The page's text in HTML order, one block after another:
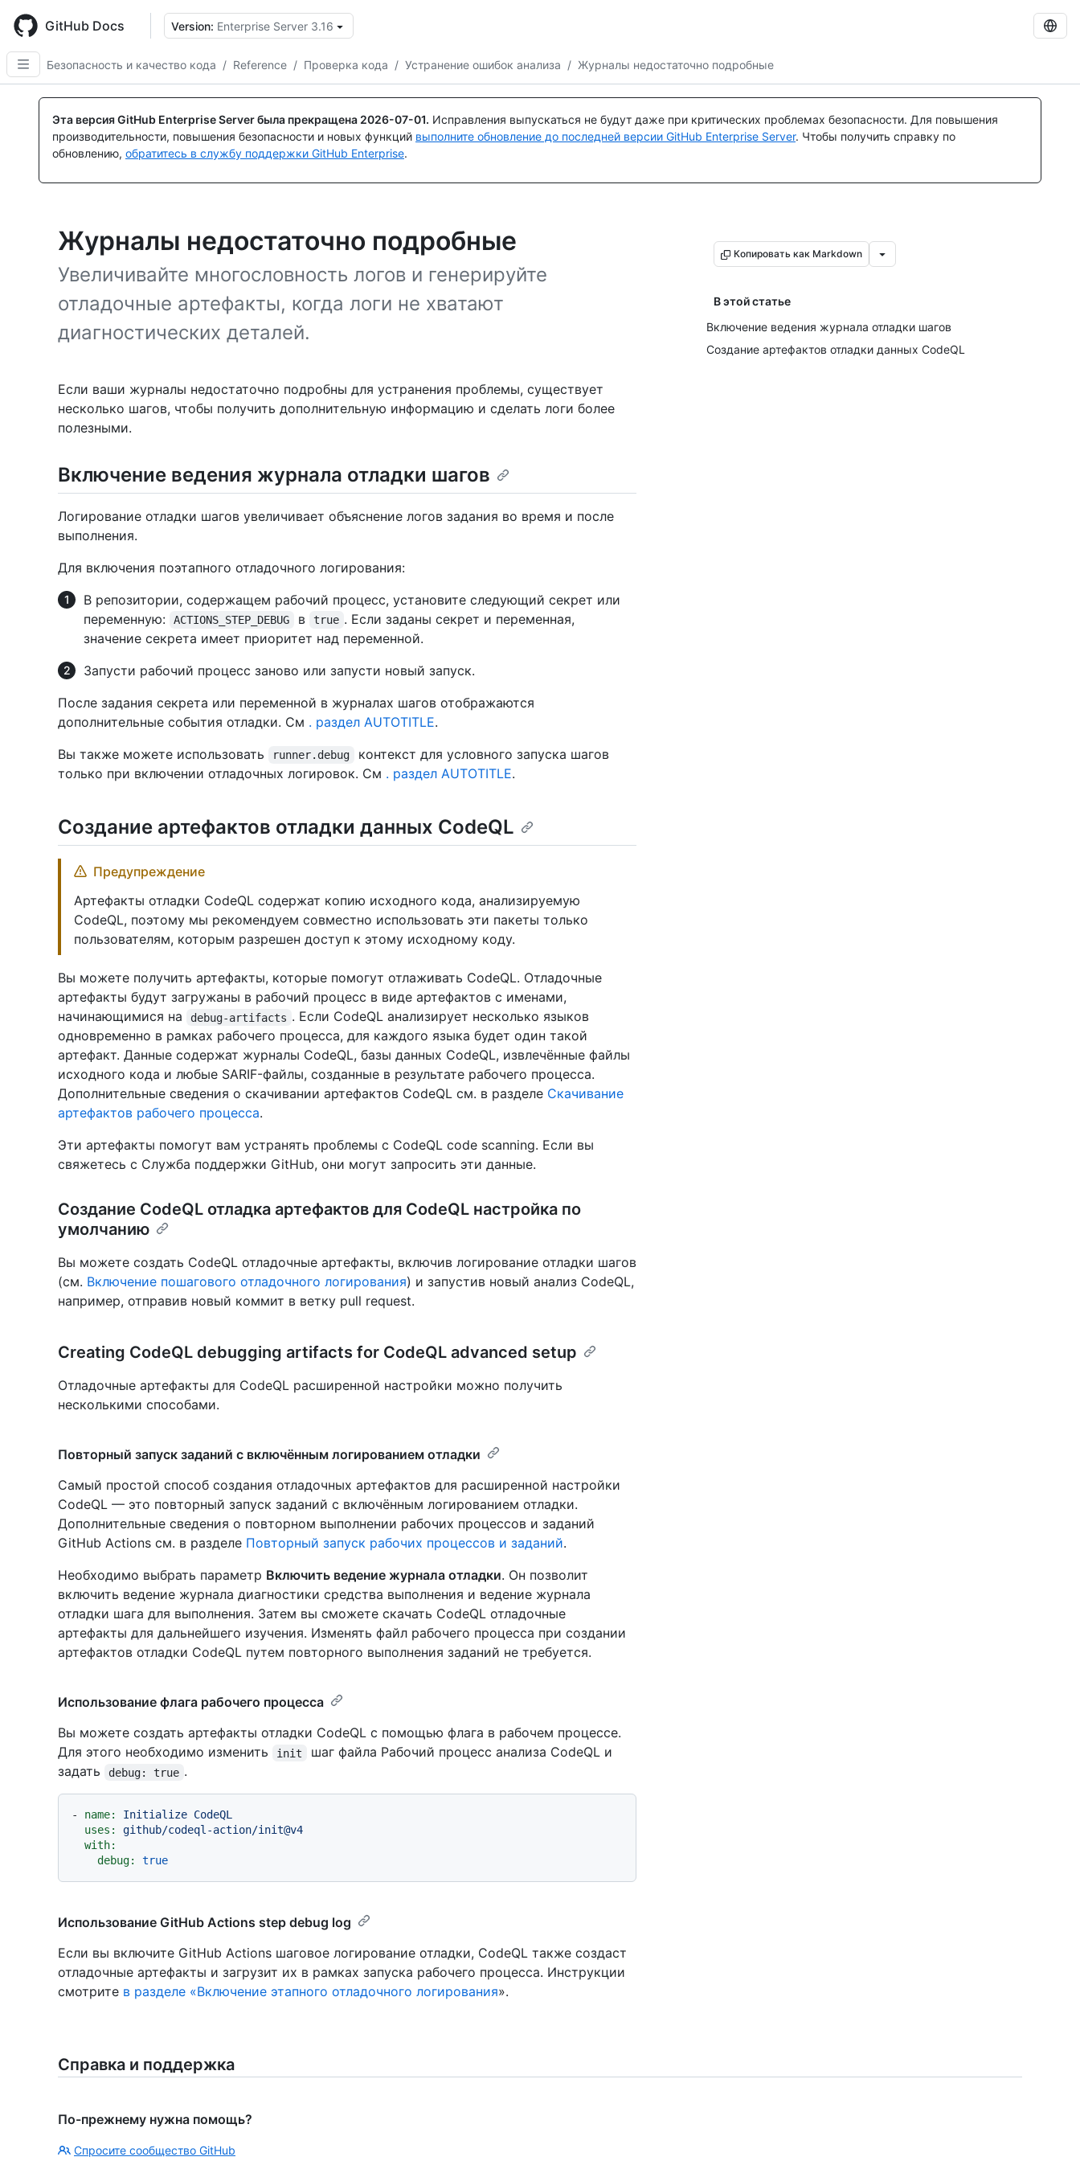
main
content
GitHub Docs Version: Enterprise Server 3.16
Безопасность и качество кода / Reference / Проверка кода / Устранение ошибок анализа / Журналы недостаточно подробные
Эта версия GitHub Enterprise Server была прекращена 2026-07-01. Исправления выпускаться не будут даже при критических проблемах безопасности. Для повышения
производительности, повышения безопасности и новых функций выполните обновление до последней версии GitHub Enterprise Server. Чтобы получить справку по
обновлению, обратитесь в службу поддержки GitHub Enterprise.
Журналы недостаточно подробные
Увеличивайте многословность логов и генерируйте
отладочные артефакты, когда логи не хватают
диагностических деталей.
Копировать как Markdown
В этой статье
Включение ведения журнала отладки шагов
Создание артефактов отладки данных CodeQL
Если ваши журналы недостаточно подробны для устранения проблемы, существует
несколько шагов, чтобы получить дополнительную информацию и сделать логи более
полезными.
Включение ведения журнала отладки шагов
Логирование отладки шагов увеличивает объяснение логов задания во время и после
выполнения.
Для включения поэтапного отладочного логирования:
В репозитории, содержащем рабочий процесс, установите следующий секрет или
переменную:
ACTIONS_STEP_DEBUG в true . Если заданы секрет и переменная,
значение секрета имеет приоритет над переменной.
Запусти рабочий процесс заново или запусти новый запуск.
После задания секрета или переменной в журналах шагов отображаются
дополнительные события отладки. См . раздел AUTOTITLE.
Вы также можете использовать
runner.debug
контекст для условного запуска шагов
только при включении отладочных логировок. См . раздел AUTOTITLE.
Создание артефактов отладки данных CodeQL
Предупреждение
Артефакты отладки CodeQL содержат копию исходного кода, анализируемую
CodeQL, поэтому мы рекомендуем совместно использовать эти пакеты только
пользователям, которым разрешен доступ к этому исходному коду.
Вы можете получить артефакты, которые помогут отлаживать CodeQL. Отладочные
артефакты будут загружаны в рабочий процесс в виде артефактов с именами,
начинающимися на
debug-artifacts . Если CodeQL анализирует несколько языков
одновременно в рамках рабочего процесса, для каждого языка будет один такой
артефакт. Данные содержат журналы CodeQL, базы данных CodeQL, извлечённые файлы
исходного кода и любые SARIF-файлы, созданные в результате рабочего процесса.
Дополнительные сведения о скачивании артефактов CodeQL см. в разделе Скачивание
артефактов рабочего процесса.
Эти артефакты помогут вам устранять проблемы с CodeQL code scanning. Если вы
свяжетесь с Служба поддержки GitHub, они могут запросить эти данные.
Создание CodeQL отладка артефактов для CodeQL настройка по
умолчанию
Вы можете создать CodeQL отладочные артефакты, включив логирование отладки шагов
(см. Включение пошагового отладочного логирования) и запустив новый анализ CodeQL,
например, отправив новый коммит в ветку pull request.
Creating CodeQL debugging artifacts for CodeQL advanced setup
Отладочные артефакты для CodeQL расширенной настройки можно получить
несколькими способами.
Повторный запуск заданий с включённым логированием отладки
Самый простой способ создания отладочных артефактов для расширенной настройки
CodeQL — это повторный запуск заданий с включённым логированием отладки.
Дополнительные сведения о повторном выполнении рабочих процессов и заданий
GitHub Actions см. в разделе Повторный запуск рабочих процессов и заданий.
Необходимо выбрать параметр Включить ведение журнала отладки. Он позволит
включить ведение журнала диагностики средства выполнения и ведение журнала
отладки шага для выполнения. Затем вы сможете скачать CodeQL отладочные
артефакты для дальнейшего изучения. Изменять файл рабочего процесса при создании
артефактов отладки CodeQL путем повторного выполнения заданий не требуется.
Использование флага рабочего процесса
Вы можете создать артефакты отладки CodeQL с помощью флага в рабочем процессе.
Для этого необходимо изменить
init
шаг файла Рабочий процесс анализа CodeQL и
задать
debug: true .
- name: Initialize CodeQL
uses:
github/codeql-action/init@v4
with:
debug:
true
Использование GitHub Actions step debug log
Если вы включите GitHub Actions шаговое логирование отладки, CodeQL также создаст
отладочные артефакты и загрузит их в рамках запуска рабочего процесса. Инструкции
смотрите в разделе «Включение этапного отладочного логирования».
Справка и поддержка
По-прежнему нужна помощь?
Спросите сообщество GitHub